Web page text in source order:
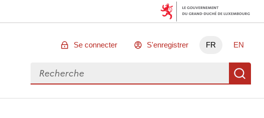
Se connecter S'enregistrer FR EN
Rechercher des données